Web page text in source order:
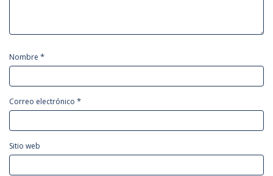
Nombre *
Correo electrónico *
Sitio web